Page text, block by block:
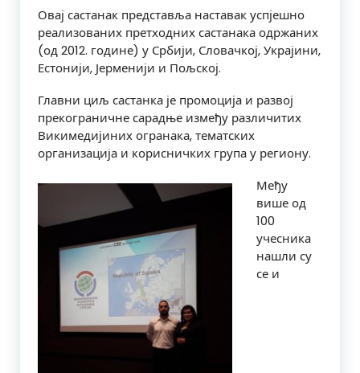
Овај састанак представља наставак успјешно
реализованих претходних састанака одржаних
(од 2012. године) у Србији, Словачкој, Украјини,
Естонији, Јерменији и Пољској.
Главни циљ састанка је промоција и развој
прекограничне сарадње између различитих
Викимедијиних огранака, тематских
организација и корисничких група у региону.
Међу
више од
100
учесника
нашли су
се и